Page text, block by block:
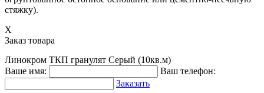
стяжку).
X
Заказ товара
Линокром ТКП гранулят Серый (10кв.м)
Ваше имя:
Ваш телефон:
Заказать